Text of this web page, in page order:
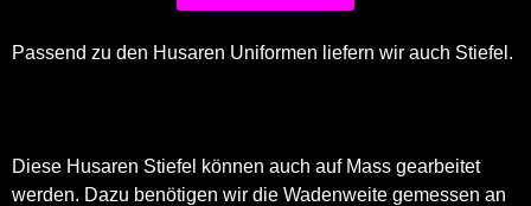
Passend zu den Husaren Uniformen liefern wir auch Stiefel.
Diese Husaren Stiefel können auch auf Mass gearbeitet
werden. Dazu benötigen wir die Wadenweite gemessen an